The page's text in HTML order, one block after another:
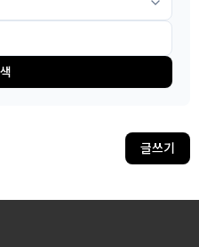
글쓰기